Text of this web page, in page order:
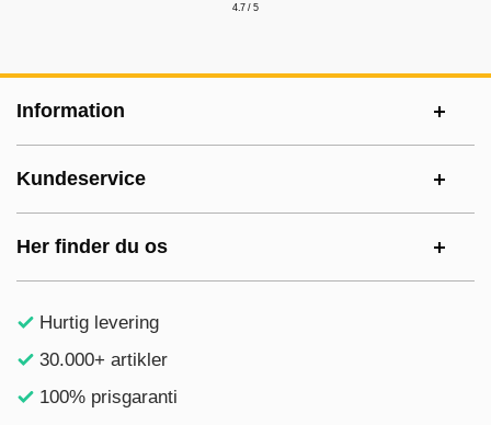
4.7 / 5
Information
Kundeservice
Her finder du os
Hurtig levering
30.000+ artikler
100% prisgaranti